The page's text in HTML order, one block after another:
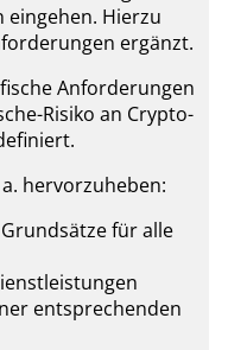
eingehen. Hierzu
ergänzt.
Anforderungen
Risiko an Crypto-
hervorzuheben:
für alle
entsprechenden